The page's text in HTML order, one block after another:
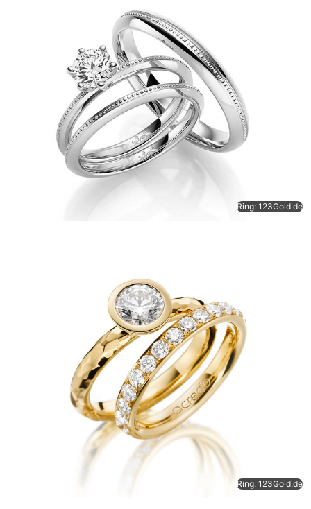
Ring: 123Gold.de
Ring: 123Gold.de